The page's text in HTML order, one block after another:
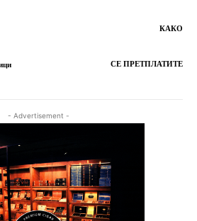
КАКО
СЕ ПРЕТПЛАТИТЕ
- Advertisement -